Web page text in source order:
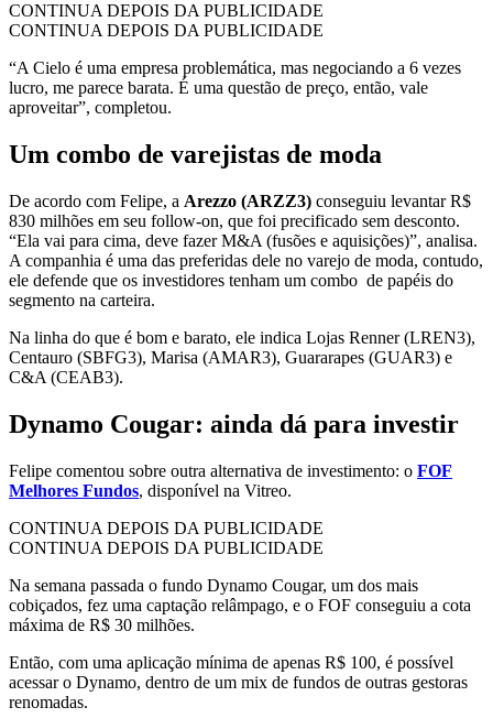
CONTINUA DEPOIS DA PUBLICIDADE
CONTINUA DEPOIS DA PUBLICIDADE
“A Cielo é uma empresa problemática, mas negociando a 6 vezes
lucro, me parece barata. É uma questão de preço, então, vale
aproveitar”, completou.
Um combo de varejistas de moda
De acordo com Felipe, a Arezzo (ARZZ3) conseguiu levantar R$
830 milhões em seu follow-on, que foi precificado sem desconto.
“Ela vai para cima, deve fazer M&A (fusões e aquisições)”, analisa.
A companhia é uma das preferidas dele no varejo de moda, contudo,
ele defende que os investidores tenham um combo de papéis do
segmento na carteira.
Na linha do que é bom e barato, ele indica Lojas Renner (LREN3),
Centauro (SBFG3), Marisa (AMAR3), Guararapes (GUAR3) e
C&A (CEAB3).
Dynamo Cougar: ainda dá para investir
Felipe comentou sobre outra alternativa de investimento: o FOF
Melhores Fundos, disponível na Vitreo.
CONTINUA DEPOIS DA PUBLICIDADE
CONTINUA DEPOIS DA PUBLICIDADE
Na semana passada o fundo Dynamo Cougar, um dos mais
cobiçados, fez uma captação relâmpago, e o FOF conseguiu a cota
máxima de R$ 30 milhões.
Então, com uma aplicação mínima de apenas R$ 100, é possível
acessar o Dynamo, dentro de um mix de fundos de outras gestoras
renomadas.